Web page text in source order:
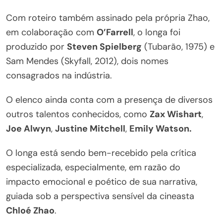
Com roteiro também assinado pela própria Zhao,
em colaboração com O’Farrell, o longa foi
produzido por Steven Spielberg (Tubarão, 1975) e
Sam Mendes (Skyfall, 2012), dois nomes
consagrados na indústria.
O elenco ainda conta com a presença de diversos
outros talentos conhecidos, como Zax Wishart,
Joe Alwyn, Justine Mitchell, Emily Watson.
O longa está sendo bem-recebido pela crítica
especializada, especialmente, em razão do
impacto emocional e poético de sua narrativa,
guiada sob a perspectiva sensível da cineasta
Chloé Zhao.